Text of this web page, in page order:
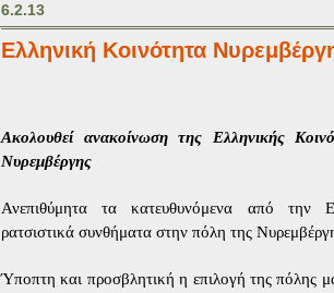
6.2.13
Ελληνική Κοινότητα
Ακολουθεί ανακοίνωση της Ελληνικής
Νυρεμβέργης
Ανεπιθύμητα τα κατευθυνόμενα από την
ρατσιστικά συνθήματα στην πόλη της
Ύποπτη και προσβλητική η επιλογή της πόλης